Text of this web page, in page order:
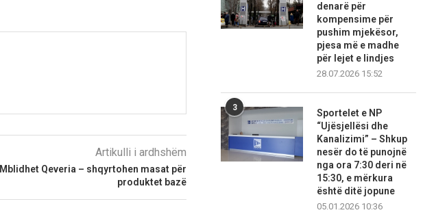
Artikulli i ardhshëm
Mblidhet Qeveria – shqyrtohen masat për
produktet bazë
denarë për
kompensime për
pushim mjekësor,
pjesa më e madhe
për lejet e lindjes
28.07.2026 15:52
3
Sportelet e NP
“Ujësjellësi dhe
Kanalizimi” – Shkup
nesër do të punojnë
nga ora 7:30 deri në
15:30, e mërkura
është ditë jopune
05.01.2026 10:36